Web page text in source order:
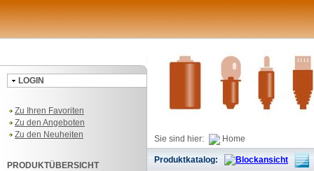
LOGIN
Zu Ihren Favoriten
Zu den Angeboten
Zu den Neuheiten
PRODUKTÜBERSICHT
Sie sind hier: Home
Produktkatalog: